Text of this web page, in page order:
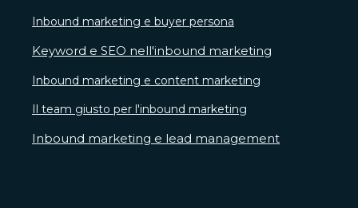
Inbound marketing e buyer persona
Keyword e SEO nell'inbound marketing
Inbound marketing e content marketing
Il team giusto per l'inbound marketing
Inbound marketing e lead management